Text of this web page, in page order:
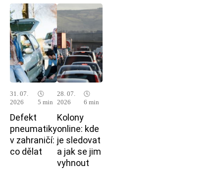
31. 07.
2026
🕓
5 min
Defekt
pneumatiky
v zahraničí:
co dělat
28. 07.
2026
🕓
6 min
Kolony
online: kde
je sledovat
a jak se jim
vyhnout